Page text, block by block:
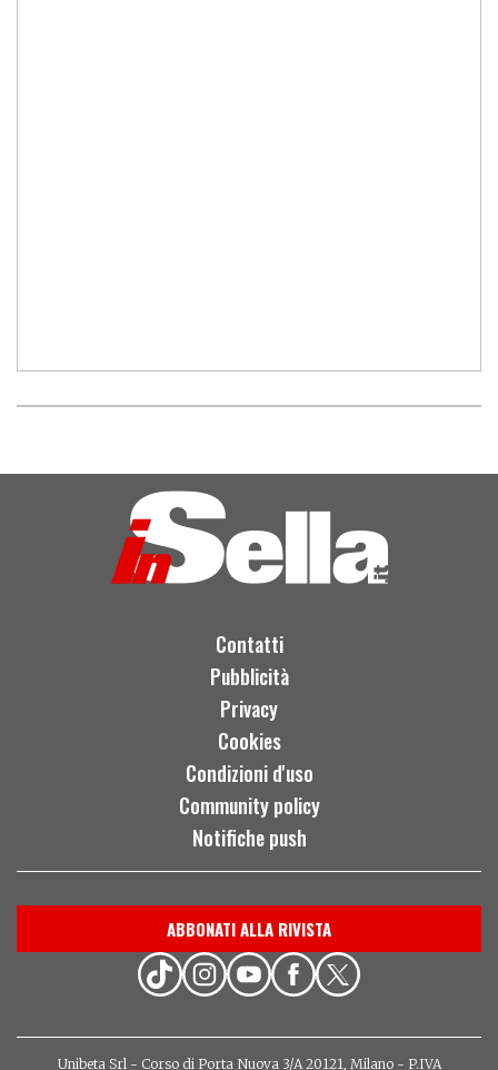
Contatti
Pubblicità
Privacy
Cookies
Condizioni d'uso
Community policy
Notifiche push
ABBONATI ALLA RIVISTA
Unibeta Srl - Corso di Porta Nuova 3/A 20121, Milano - P.IVA